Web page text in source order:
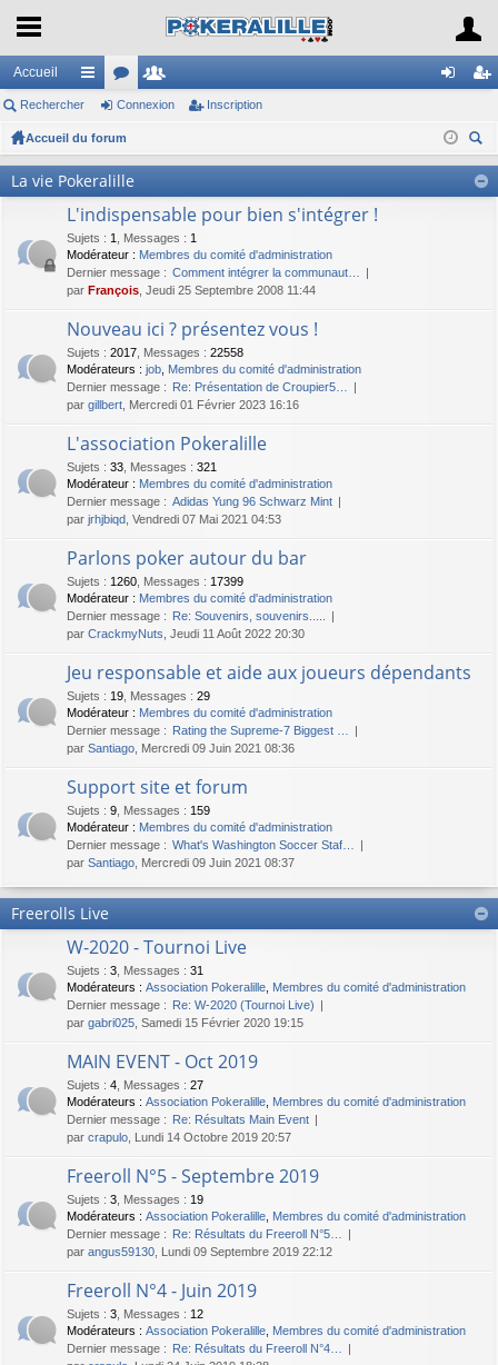
Accueil
ac
co
ci
s
or
u
m
e
ne cri
pti
Rechercher Connexion Inscription
Accueil du forum
her
La vie Pokeralille
L'indispensable pour bien s'intégrer !
Sujets : 1 Messages : 1
Modérateur : Membres du comité d'administration
Dernier message : Comment intégrer la communaut…
par François , Jeudi 25 Septembre 2008 11:44
Nouveau ici ? présentez vous !
Sujets : 2017 Messages : 22558
Modérateurs : job Membres du comité d'administration
Dernier message : Re: Présentation de Croupier5…
par gillbert , Mercredi 01 Février 2023 16:16
L'association Pokeralille
Sujets : 33 Messages : 321
Modérateur : Membres du comité d'administration
Dernier message : Adidas Yung 96 Schwarz Mint
par jrhjbiqd , Vendredi 07 Mai 2021 04:53
Parlons poker autour du bar
Sujets : 1260 Messages : 17399
Modérateur : Membres du comité d'administration
Dernier message : Re: Souvenirs, souvenirs.....
par CrackmyNuts , Jeudi 11 Août 2022 20:30
Jeu responsable et aide aux joueurs dépendants
Sujets : 19 Messages : 29
Modérateur : Membres du comité d'administration
Dernier message : Rating the Supreme-7 Biggest …
par Santiago , Mercredi 09 Juin 2021 08:36
Support site et forum
Sujets : 9 Messages : 159
Modérateur : Membres du comité d'administration
Dernier message : What's Washington Soccer Staf…
par Santiago , Mercredi 09 Juin 2021 08:37
Freerolls Live
W-2020 - Tournoi Live
Sujets : 3 Messages : 31
Modérateurs : Association Pokeralille Membres du comité d'administration
Dernier message : Re: W-2020 (Tournoi Live)
par gabri025 , Samedi 15 Février 2020 19:15
MAIN EVENT - Oct 2019
Sujets : 4 Messages : 27
Modérateurs : Association Pokeralille Membres du comité d'administration
Dernier message : Re: Résultats Main Event
par crapulo , Lundi 14 Octobre 2019 20:57
Freeroll N°5 - Septembre 2019
Sujets : 3 Messages : 19
Modérateurs : Association Pokeralille Membres du comité d'administration
Dernier message : Re: Résultats du Freeroll N°5…
par angus59130 , Lundi 09 Septembre 2019 22:12
Freeroll N°4 - Juin 2019
Sujets : 3 Messages : 12
Modérateurs : Association Pokeralille Membres du comité d'administration
Dernier message : Re: Résultats du Freeroll N°4…